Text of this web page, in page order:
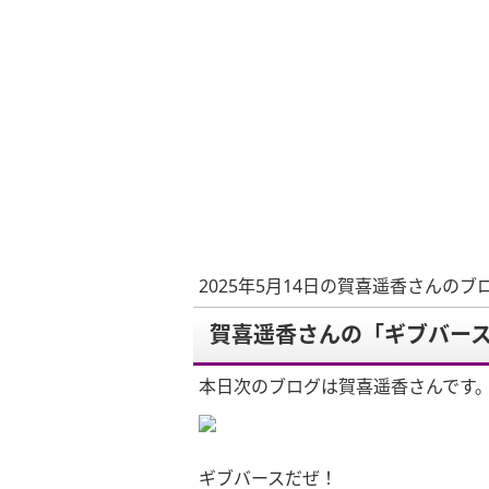
2025年5月14日の賀喜遥香さんのブ
賀喜遥香さんの「ギブバー
本日次のブログは賀喜遥香さんです。
ギブバースだぜ！